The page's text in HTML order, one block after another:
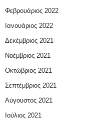
Φεβρουάριος 2022
Ιανουάριος 2022
Δεκέμβριος 2021
Νοέμβριος 2021
Οκτώβριος 2021
Σεπτέμβριος 2021
Αύγουστος 2021
Ιούλιος 2021